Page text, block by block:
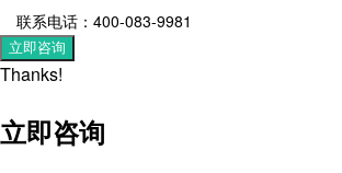
联系电话：400-083-9981
立即咨询
Thanks!
立即咨询